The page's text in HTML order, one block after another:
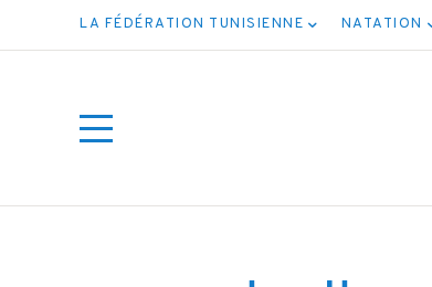
LA FÉDÉRATION TUNISIENNE NATATION